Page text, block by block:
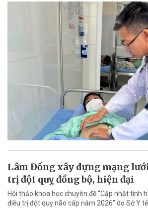
Lâm Đồng xây dựng mạng
trị đột quỵ đồng bộ, hiện đại
Hội thảo khoa học chuyên đề “Cập nhật tình
điều trị đột quỵ não cấp năm 2026” do Sở Y